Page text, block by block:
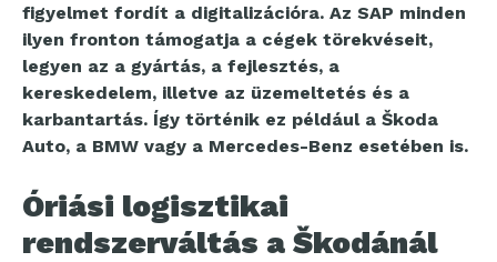
figyelmet fordít a digitalizációra. Az SAP minden
ilyen fronton támogatja a cégek törekvéseit,
legyen az a gyártás, a fejlesztés, a
kereskedelem, illetve az üzemeltetés és a
karbantartás. Így történik ez például a Škoda
Auto, a BMW vagy a Mercedes-Benz esetében is.
Óriási logisztikai
rendszerváltás a Škodánál